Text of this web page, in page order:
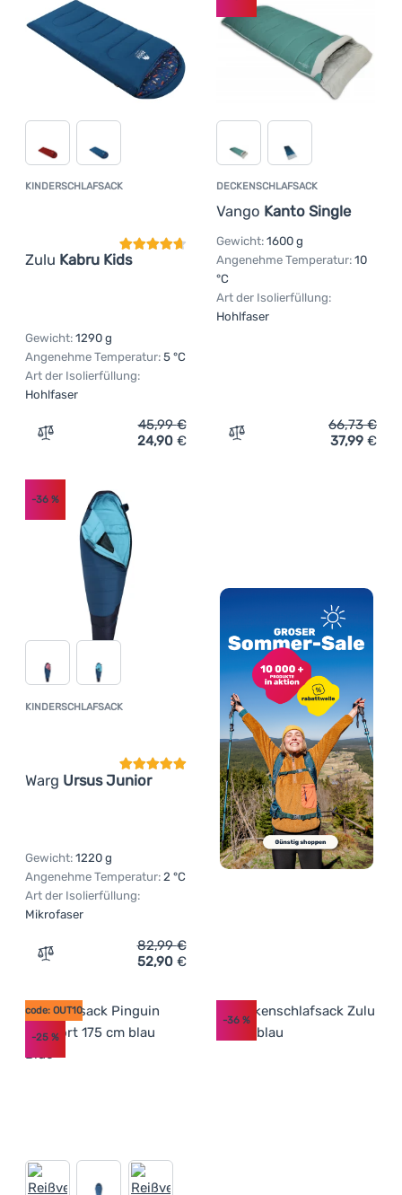
KINDERSCHLAFSACK
Zulu Kabru Kids
Kundenbewertung
Gewicht: 1290 g
Angenehme Temperatur: 5 °C
Art der Isolierfüllung:
Hohlfaser
Zum Vergleich 'Kinderschlafsack Zulu Kabru Kids'
45,99€
24,90 €
DECKENSCHLAFSACK
Vango Kanto Single
Gewicht: 1600 g
Angenehme Temperatur: 10
°C
Art der Isolierfüllung:
Hohlfaser
Zum Vergleich
66,73€
37,99 €
KINDERSCHLAFSACK
Warg Ursus Junior
Kundenbewertung
-36 %
Gewicht: 1220 g
Angenehme Temperatur: 2 °C
Art der Isolierfüllung:
Mikrofaser
Zum Vergleich 'Kinderschlafsack Warg Ursus Junior'
82,99€
52,90 €
code: OUT10
-25 %
-36%